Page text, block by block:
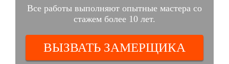
Все работы выполняют опытные мастера со
стажем более 10 лет.
ВЫЗВАТЬ ЗАМЕРЩИКА